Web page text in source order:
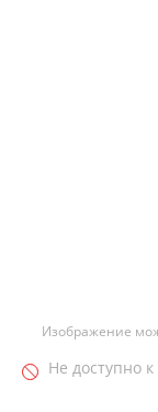
Изображение
Не доступно